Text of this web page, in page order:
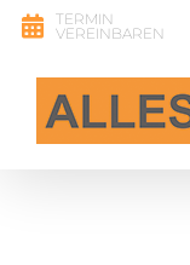
Zum
Inhalt
springen
TERMIN
VEREINBAREN